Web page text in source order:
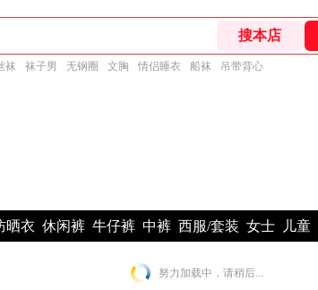
袜 袜子男 无钢圈 文胸 情侣睡衣 船袜 吊带背心
晒衣 休闲裤 牛仔裤 中裤 西服/套装 女士 儿童
努力加载中，请稍后...